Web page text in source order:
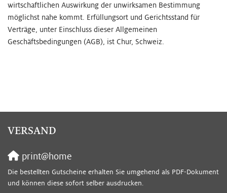
wirtschaftlichen Auswirkung der unwirksamen Bestimmung
möglichst nahe kommt. Erfüllungsort und Gerichtsstand für
Verträge, unter Einschluss dieser Allgemeinen
Geschäftsbedingungen (AGB), ist Chur, Schweiz.
VERSAND
print@home
Die bestellten Gutscheine erhalten Sie umgehend als PDF-Dokument
und können diese sofort selber ausdrucken.